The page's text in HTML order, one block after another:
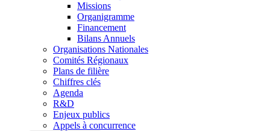
Missions
Organigramme
Financement
Bilans Annuels
Organisations Nationales
Comités Régionaux
Plans de filière
Chiffres clés
Agenda
R&D
Enjeux publics
Appels à concurrence